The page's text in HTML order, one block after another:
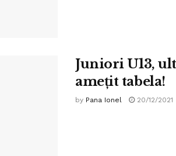
Juniori U13,
amețit tabela!
by Pana Ionel 20/12/2021